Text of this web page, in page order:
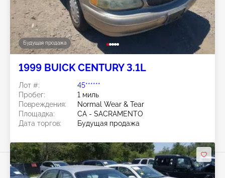
Будущая продажа
1999 BUICK CENTURY 3.1L
Лот #:
45******
Пробег:
1 миль
Повреждения:
Normal Wear & Tear
Площадка:
CA - SACRAMENTO
Дата торгов:
Будущая продажа